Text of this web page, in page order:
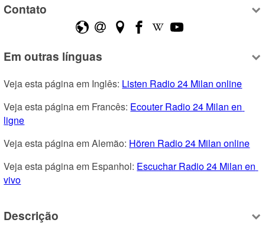
Contato
Em outras línguas
Veja esta página em Inglês: Listen Radio 24 Milan online
Veja esta página em Francês: Ecouter Radio 24 Milan en
ligne
Veja esta página em Alemão: Hören Radio 24 Milan online
Veja esta página em Espanhol: Escuchar Radio 24 Milan en
vivo
Descrição